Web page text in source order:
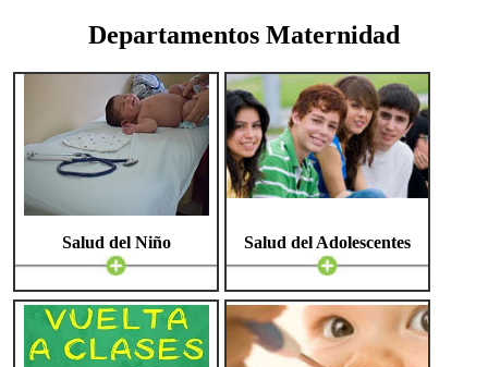
Departamentos Maternidad
Salud del Niño Salud del Adolescentes